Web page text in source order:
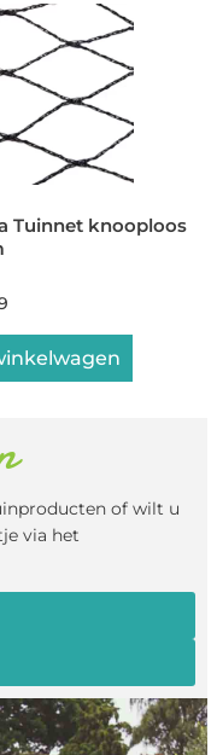
Tuinnet knooploos
of wilt u
via het